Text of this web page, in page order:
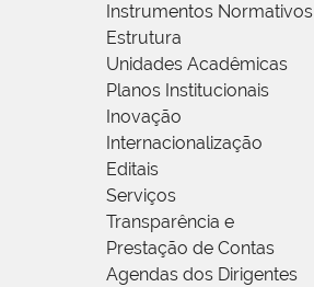
Instrumentos Normativos
Estrutura
Unidades Acadêmicas
Planos Institucionais
Inovação
Internacionalização
Editais
Serviços
Transparência e
Prestação de Contas
Agendas dos Dirigentes